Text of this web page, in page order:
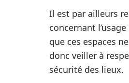
Il est par ailleurs
concernant
que ces espaces
donc veiller à
sécurité des lieux.